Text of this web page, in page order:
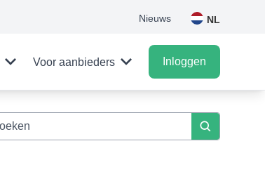
Nieuws NL
Voor aanbieders Inloggen